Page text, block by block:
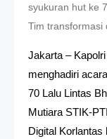
syukuran hut ke
Tim transformasi
Jakarta –
menghadiri
70 Lalu Lintas
Mutiara STIK-
Digital